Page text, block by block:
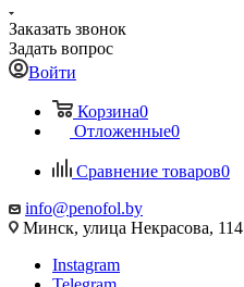
Заказать звонок
Задать вопрос
Войти
Корзина0
Отложенные0
Сравнение товаров0
info@penofol.by
Минск, улица Некрасова, 114
Instagram